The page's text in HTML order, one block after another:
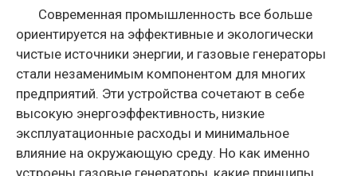
Современная промышленность все больше
ориентируется на эффективные и экологически
чистые источники энергии, и газовые генераторы
стали незаменимым компонентом для многих
предприятий. Эти устройства сочетают в себе
высокую энергоэффективность, низкие
эксплуатационные расходы и минимальное
влияние на окружающую среду. Но как именно
устроены газовые генераторы, какие принципы